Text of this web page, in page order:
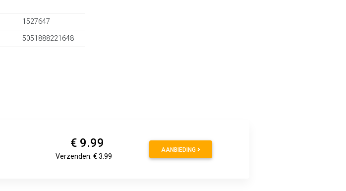
1527647
5051888221648
€ 9.99
Verzenden: € 3.99
AANBIEDING